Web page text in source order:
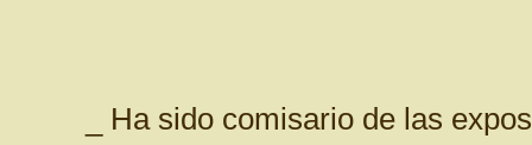
_ Ha sido comisario de las